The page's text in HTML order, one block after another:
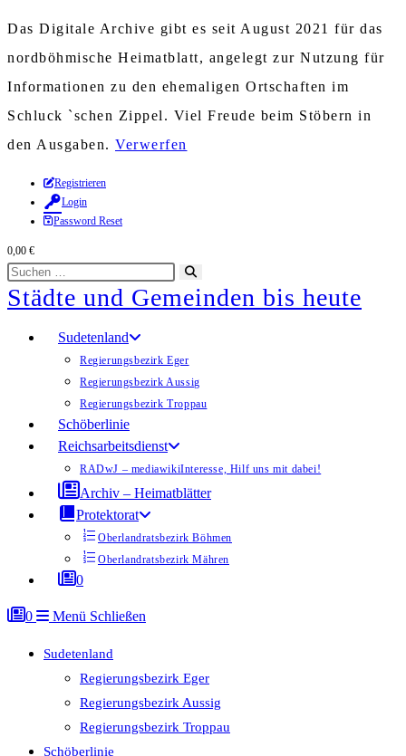
Das Digitale Archive gibt es seit August 2021 für das
nordböhmische Heimatblatt, angelegt zur Nutzung für
Informationen zu den ehemaligen Ortschaften im
Schluck `schen Zippel. Viel Freude beim Stöbern in
den Ausgaben. Verwerfen
Zum
Inhalt
springen
Registrieren
Login
Password Reset
0,00 €
Diese
Website
durchsuchen
starten
Städte und Gemeinden bis heute
Sudetenland
Regierungsbezirk Eger
Regierungsbezirk Aussig
Regierungsbezirk Troppau
Schöberlinie
Reichsarbeitsdienst
RADwJ – mediawikiInteresse, Hilf uns mit dabei!
Archiv – Heimatblätter
Protektorat
Oberlandratsbezirk Böhmen
Oberlandratsbezirk Mähren
0
0 Menü Schließen
Sudetenland
Regierungsbezirk Eger
Regierungsbezirk Aussig
Regierungsbezirk Troppau
Schöberlinie